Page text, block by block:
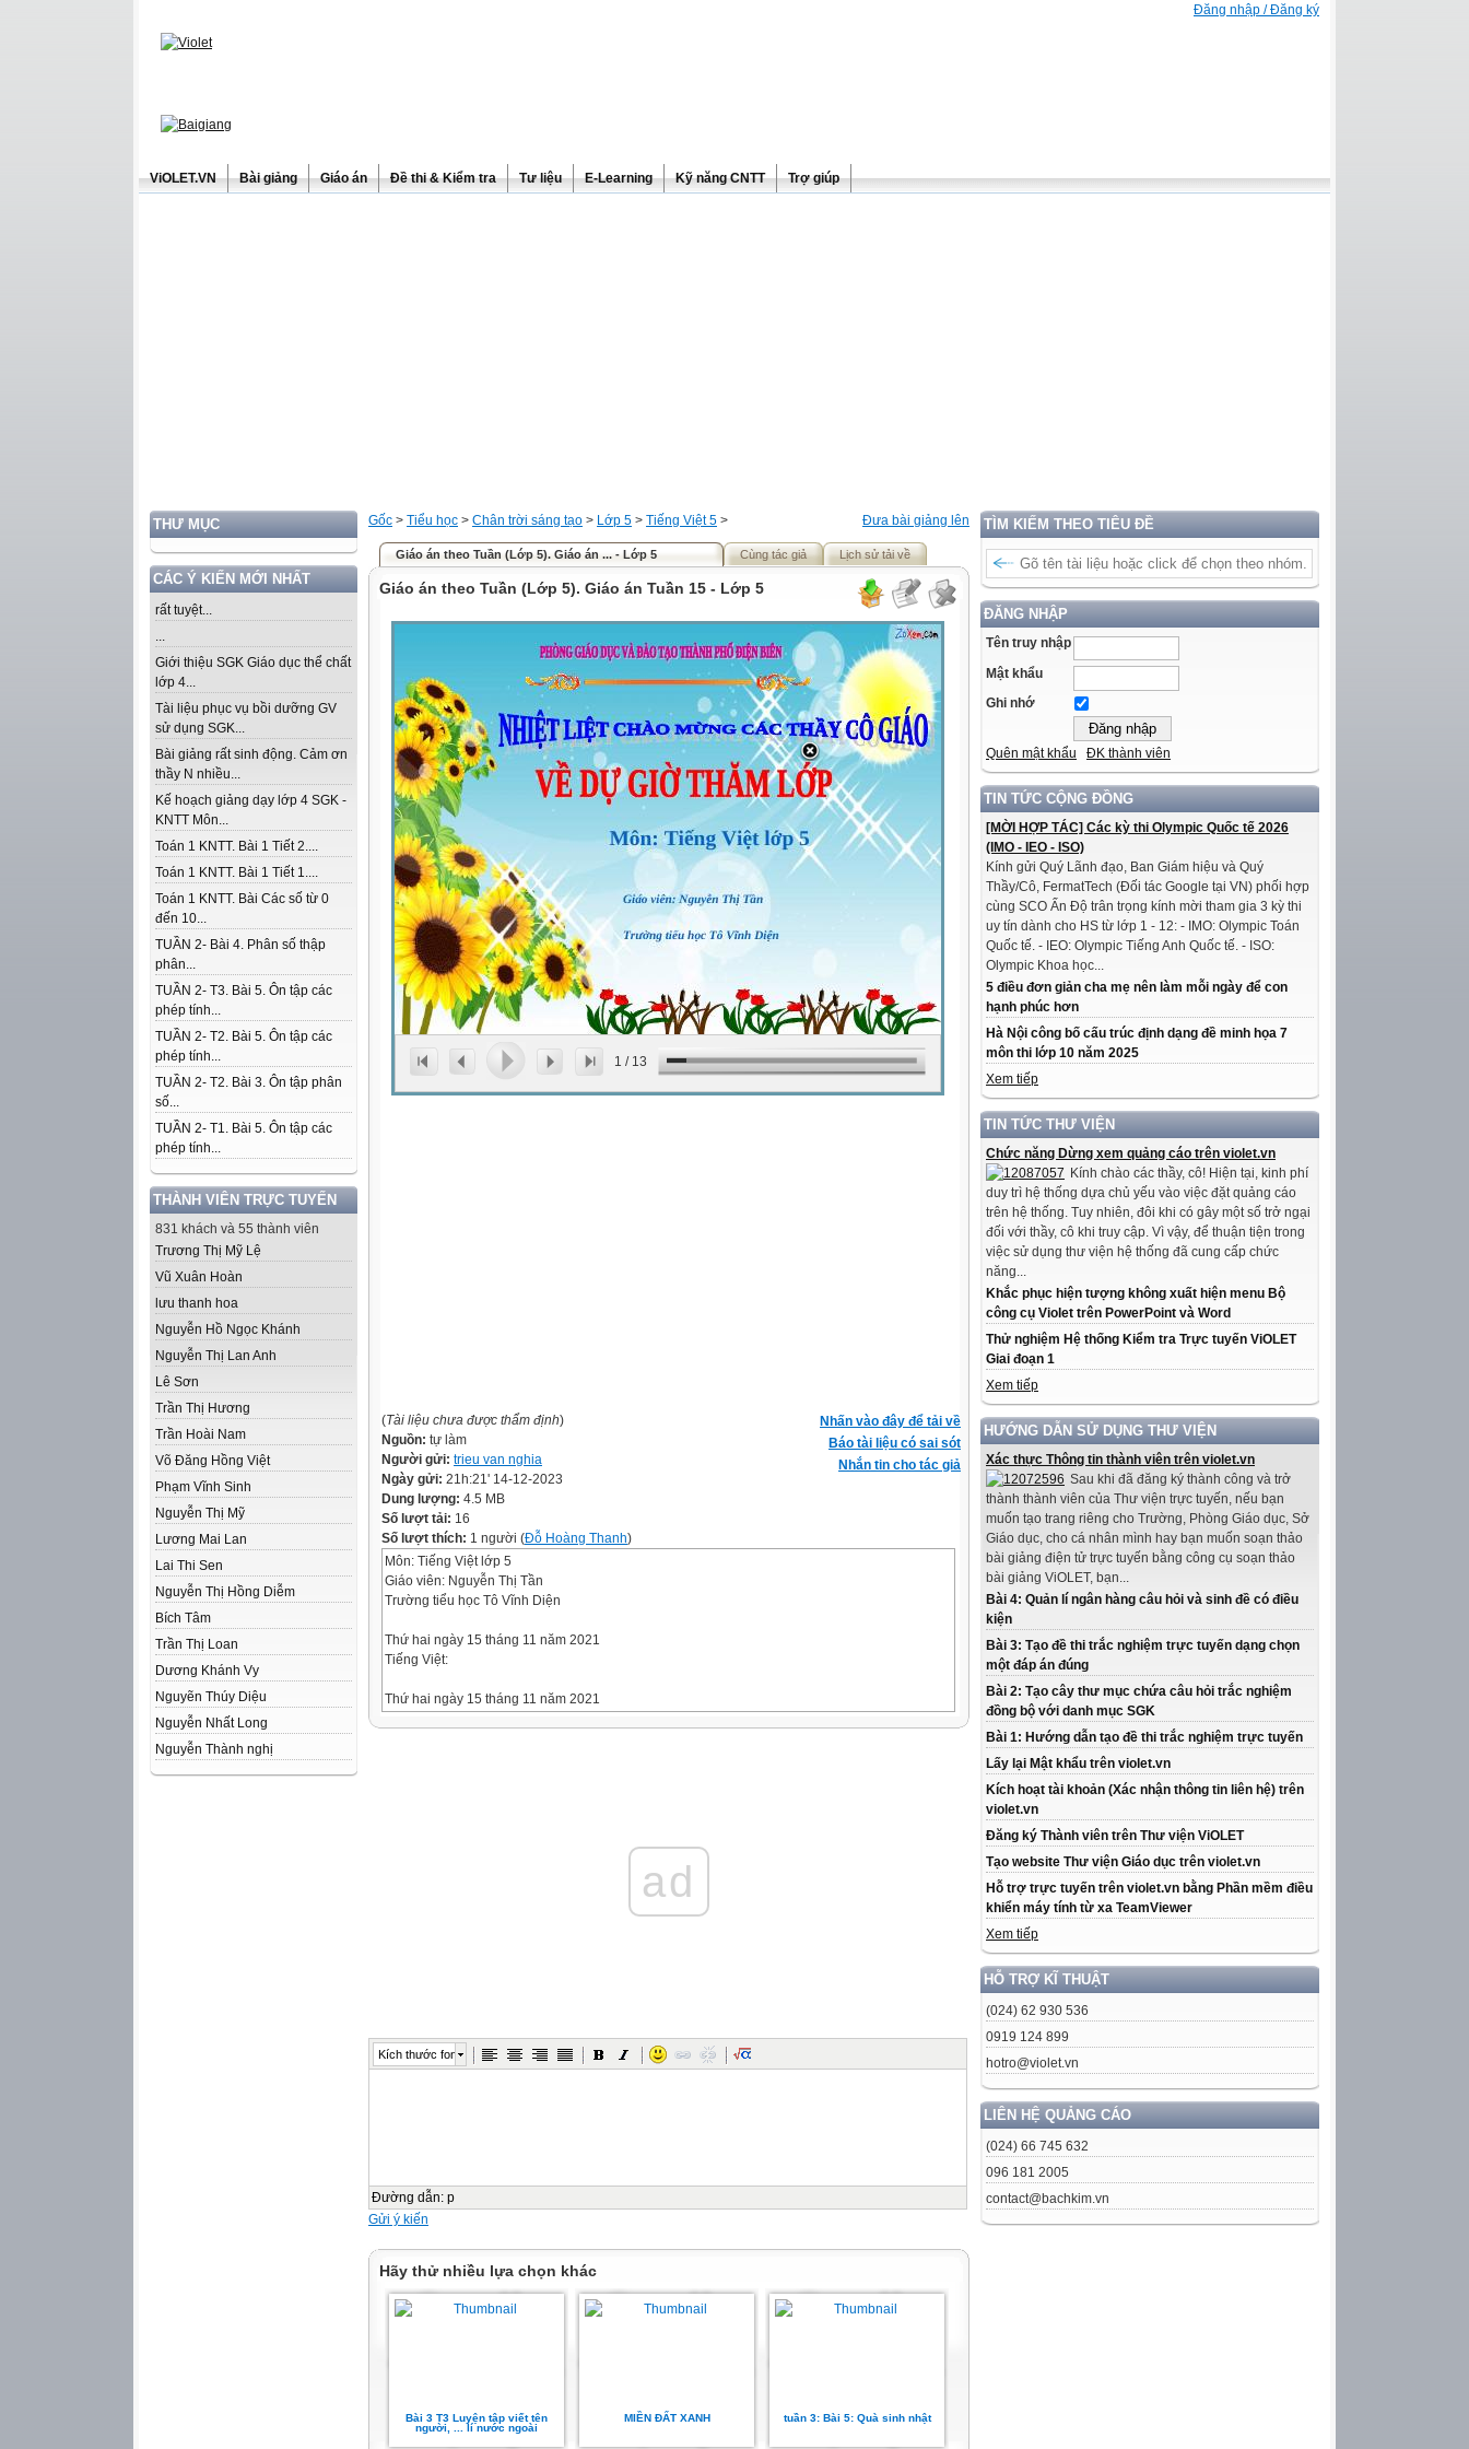
Đăng nhập / Đăng ký
ViOLET.VN Bài giảng Giáo án Đề thi & Kiểm tra Tư liệu E-Learning Kỹ năng CNTT Trợ giúp
THƯ MỤC
CÁC Ý KIẾN MỚI NHẤT
rất tuyệt...
...
Giới thiệu SGK Giáo dục thể chất
lớp 4...
Tài liệu phục vụ bồi dưỡng GV
sử dụng SGK...
Bài giảng rất sinh động. Cảm ơn
thầy N nhiều...
Kế hoạch giảng dạy lớp 4 SGK -
KNTT Môn...
Toán 1 KNTT. Bài 1 Tiết 2....
Toán 1 KNTT. Bài 1 Tiết 1....
Toán 1 KNTT. Bài Các số từ 0
đến 10...
TUẦN 2- Bài 4. Phân số thập
phân...
TUẦN 2- T3. Bài 5. Ôn tập các
phép tính...
TUẦN 2- T2. Bài 5. Ôn tập các
phép tính...
TUẦN 2- T2. Bài 3. Ôn tập phân
số...
TUẦN 2- T1. Bài 5. Ôn tập các
phép tính...
THÀNH VIÊN TRỰC TUYẾN
831 khách và 55 thành viên
Trương Thị Mỹ Lệ
Vũ Xuân Hoàn
lưu thanh hoa
Nguyễn Hồ Ngọc Khánh
Nguyễn Thị Lan Anh
Lê Sơn
Trần Thị Hương
Trần Hoài Nam
Võ Đăng Hồng Việt
Phạm Vĩnh Sinh
Nguyễn Thị Mỹ
Lương Mai Lan
Lai Thi Sen
Nguyễn Thị Hồng Diễm
Bích Tâm
Trần Thị Loan
Dương Khánh Vy
Nguyẽn Thúy Diệu
Nguyễn Nhất Long
Nguyễn Thành nghị
TÌM KIẾM THEO TIÊU ĐỀ
ĐĂNG NHẬP
Tên truy nhập
Mật khẩu
Ghi nhớ
Quên mật khẩu ĐK thành viên
TIN TỨC CỘNG ĐỒNG
[MỜI HỢP TÁC] Các kỳ thi Olympic Quốc tế 2026
(IMO - IEO - ISO)
Kính gửi Quý Lãnh đạo, Ban Giám hiệu và Quý
Thầy/Cô, FermatTech (Đối tác Google tại VN) phối hợp
cùng SCO Ấn Độ trân trọng kính mời tham gia 3 kỳ thi
uy tín dành cho HS từ lớp 1 - 12: - IMO: Olympic Toán
Quốc tế. - IEO: Olympic Tiếng Anh Quốc tế. - ISO:
Olympic Khoa học...
5 điều đơn giản cha mẹ nên làm mỗi ngày để con
hạnh phúc hơn
Hà Nội công bố cấu trúc định dạng đề minh họa 7
môn thi lớp 10 năm 2025
Xem tiếp
TIN TỨC THƯ VIỆN
Chức năng Dừng xem quảng cáo trên violet.vn
Kính chào các thầy, cô! Hiện tại, kinh phí
duy trì hệ thống dựa chủ yếu vào việc đặt quảng cáo
trên hệ thống. Tuy nhiên, đôi khi có gây một số trở ngại
đối với thầy, cô khi truy cập. Vì vậy, để thuận tiện trong
việc sử dụng thư viện hệ thống đã cung cấp chức
năng...
Khắc phục hiện tượng không xuất hiện menu Bộ
công cụ Violet trên PowerPoint và Word
Thử nghiệm Hệ thống Kiểm tra Trực tuyến ViOLET
Giai đoạn 1
Xem tiếp
HƯỚNG DẪN SỬ DỤNG THƯ VIỆN
Xác thực Thông tin thành viên trên violet.vn
Sau khi đã đăng ký thành công và trở
thành thành viên của Thư viện trực tuyến, nếu bạn
muốn tạo trang riêng cho Trường, Phòng Giáo dục, Sở
Giáo dục, cho cá nhân mình hay bạn muốn soạn thảo
bài giảng điện tử trực tuyến bằng công cụ soạn thảo
bài giảng ViOLET, bạn...
Bài 4: Quản lí ngân hàng câu hỏi và sinh đề có điều
kiện
Bài 3: Tạo đề thi trắc nghiệm trực tuyến dạng chọn
một đáp án đúng
Bài 2: Tạo cây thư mục chứa câu hỏi trắc nghiệm
đồng bộ với danh mục SGK
Bài 1: Hướng dẫn tạo đề thi trắc nghiệm trực tuyến
Lấy lại Mật khẩu trên violet.vn
Kích hoạt tài khoản (Xác nhận thông tin liên hệ) trên
violet.vn
Đăng ký Thành viên trên Thư viện ViOLET
Tạo website Thư viện Giáo dục trên violet.vn
Hỗ trợ trực tuyến trên violet.vn bằng Phần mềm điều
khiển máy tính từ xa TeamViewer
Xem tiếp
HỖ TRỢ KĨ THUẬT
(024) 62 930 536
0919 124 899
hotro@violet.vn
LIÊN HỆ QUẢNG CÁO
(024) 66 745 632
096 181 2005
contact@bachkim.vn
Đưa bài giảng lên
Gốc > Tiểu học > Chân trời sáng tạo > Lớp 5 > Tiếng Việt 5 >
Giáo án theo Tuần (Lớp 5). Giáo án ... - Lớp 5 Cùng tác giả Lịch sử tải về
Giáo án theo Tuần (Lớp 5). Giáo án Tuần 15 - Lớp 5
1 / 13
Nhấn vào đây để tải về
Báo tài liệu có sai sót
Nhắn tin cho tác giả
(Tài liệu chưa được thẩm định)
Nguồn: tự làm
Người gửi: trieu van nghia
Ngày gửi: 21h:21' 14-12-2023
Dung lượng: 4.5 MB
Số lượt tải: 16
Số lượt thích: 1 người (Đỗ Hoàng Thanh)
Môn: Tiếng Việt lớp 5
Giáo viên: Nguyễn Thị Tần
Trường tiểu học Tô Vĩnh Diện
Thứ hai ngày 15 tháng 11 năm 2021
Tiếng Việt:
Thứ hai ngày 15 tháng 11 năm 2021
Thứ hai ngày 15 tháng 11 năm 2021
ad
Kích thước font
Đường dẫn: p
Gửi ý kiến
Hãy thử nhiều lựa chọn khác
Bài 3 T3 Luyện tập viết tên
người, ... lí nước ngoài
MIỀN ĐẤT XANH tuần 3: Bài 5: Quà sinh nhật